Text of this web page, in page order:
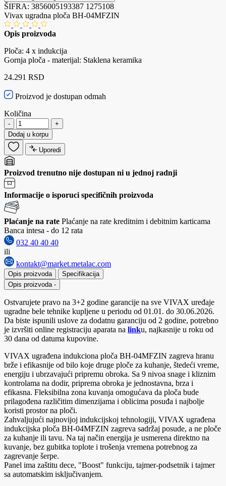
ŠIFRA: 3856005193387 1275108
Vivax ugradna ploča BH-04MFZIN
Opis proizvoda
Ploča: 4 x indukcija
Gornja ploča - materijal: Staklena keramika
24.291 RSD
Proizvod je dostupan odmah
Količina
-
+
Dodaj u korpu
Uporedi
Proizvod trenutno nije dostupan ni u jednoj radnji
Informacije o isporuci specifičnih proizvoda
Plaćanje na rate Plaćanje na rate kreditnim i debitnim karticama
Banca intesa - do 12 rata
032 40 40 40
ili
kontakt@market.metalac.com
Opis proizvoda
Specifikacija
Opis proizvoda -
Ostvarujete pravo na 3+2 godine garancije na sve VIVAX uređaje
ugradne bele tehnike kupljene u periodu od 01.01. do 30.06.2026.
Da biste ispunili uslove za dodatnu garanciju od 2 godine, potrebno
je izvršiti online registraciju aparata na linku, najkasnije u roku od
30 dana od datuma kupovine.
VIVAX ugrađena indukciona ploča BH-04MFZIN zagreva hranu
brže i efikasnije od bilo koje druge ploče za kuhanje, štedeći vreme,
energiju i ubrzavajući pripremu obroka. Sa 9 nivoa snage i kliznim
kontrolama na dodir, priprema obroka je jednostavna, brza i
efikasna. Fleksibilna zona kuvanja omogućava da ploča bude
prilagođena različitim dimenzijama i oblicima posuđa i najbolje
koristi prostor na ploči.
Zahvaljujući najnovijoj indukcijskoj tehnologiji, VIVAX ugrađena
indukcijska ploča BH-04MFZIN zagreva sadržaj posude, a ne ploče
za kuhanje ili tavu. Na taj način energija je usmerena direktno na
kuvanje, bez gubitka toplote i trošenja vremena potrebnog za
zagrevanje šerpe.
Panel ima zaštitu dece, "Boost" funkciju, tajmer-podsetnik i tajmer
sa automatskim isključivanjem.